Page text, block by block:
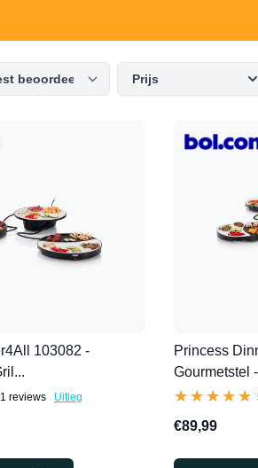
Prijs
103082 -
reviews Uitleg
Princess
Gourmetstel
★★★★★
★★★★★
€89,99